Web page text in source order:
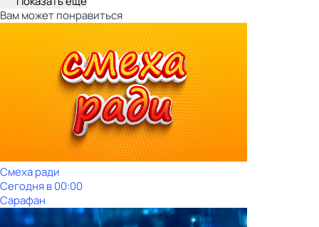
Вам может понравиться
Смеха ради
Сегодня в 00:00
Сарафан